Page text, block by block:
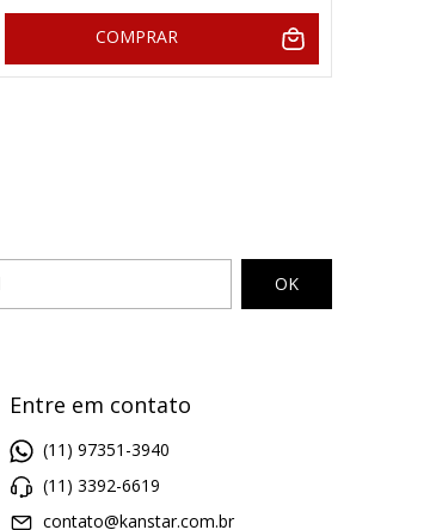
COMPRAR
Entre em contato
(11) 97351-3940
(11) 3392-6619
contato@kanstar.com.br